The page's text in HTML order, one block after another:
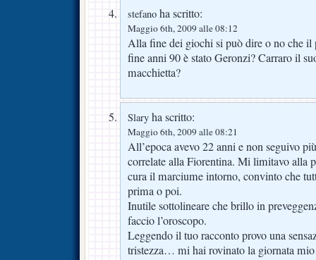
stefano ha scritto:
Maggio 6th, 2009 alle 08:12
Alla fine dei giochi si può dire o no che il
fine anni 90 è stato Geronzi? Carraro il
macchietta?
Slary ha scritto:
Maggio 6th, 2009 alle 08:21
All’epoca avevo 22 anni e non seguivo
correlate alla Fiorentina. Mi limitavo alla
cura il marciume intorno, convinto che
prima o poi.
Inutile sottolineare che brillo in
faccio l’oroscopo.
Leggendo il tuo racconto provo una
tristezza… mi hai rovinato la giornata